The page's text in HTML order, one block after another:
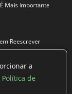
Mais Importante
Reescrever
a
Política de